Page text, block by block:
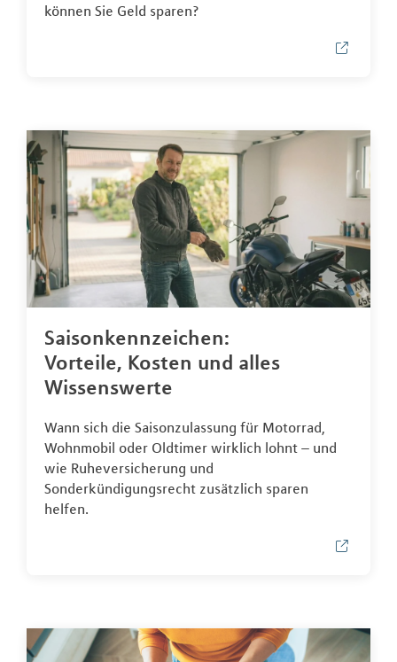
können Sie Geld sparen?
Saisonkennzeichen:
Vorteile, Kosten und alles
Wissenswerte
Wann sich die Saisonzulassung für Motorrad,
Wohnmobil oder Oldtimer wirklich lohnt – und
wie Ruheversicherung und
Sonderkündigungsrecht zusätzlich sparen
helfen.